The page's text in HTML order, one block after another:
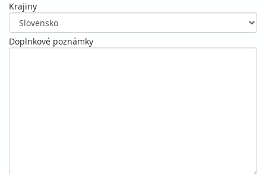
Krajiny
Doplnkové poznámky